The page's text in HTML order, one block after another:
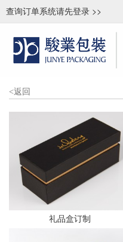
查询订单系统请先登录 >>
<返回
礼品盒订制